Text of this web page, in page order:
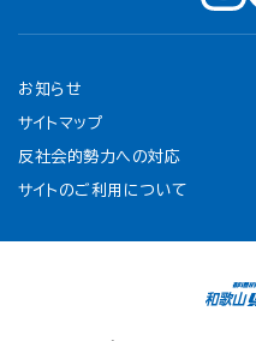
お知らせ
サイトマップ
反社会的勢力への対応
サイトのご利用について